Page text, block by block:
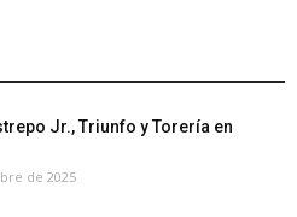
Jr., Triunfo y Torería en
de 2025